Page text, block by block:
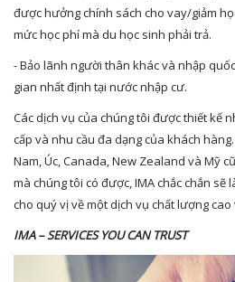
được hưởng chính sách cho vay/giảm
mức học phí mà du học sinh phải trả.
- Bảo lãnh người thân khác và nhập
gian nhất định tại nước nhập cư.
Các dịch vụ của chúng tôi được thiết kế
cấp và nhu cầu đa dạng của khách
Nam, Úc, Canada, New Zealand và Mỹ
mà chúng tôi có được, IMA chắc chắn
cho quý vị về một dịch vụ chất lượng
IMA – SERVICES YOU CAN TRUST